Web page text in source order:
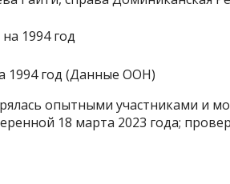
1994 год (Данные ООН)
опытными участниками и
18 марта 2023 года;